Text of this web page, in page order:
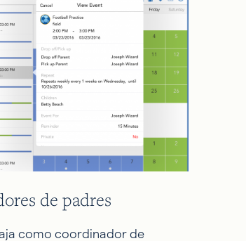
de padres
como coordinador de